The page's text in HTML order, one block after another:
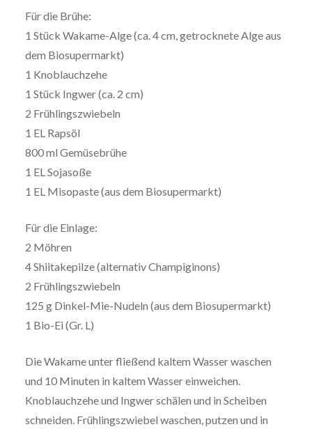
Für die Brühe:
1 Stück Wakame-Alge (ca. 4 cm, getrocknete Alge aus
dem Biosupermarkt)
1 Knoblauchzehe
1 Stück Ingwer (ca. 2 cm)
2 Frühlingszwiebeln
1 EL Rapsöl
800 ml Gemüsebrühe
1 EL Sojasoße
1 EL Misopaste (aus dem Biosupermarkt)
Für die Einlage:
2 Möhren
4 Shiitakepilze (alternativ Champiginons)
2 Frühlingszwiebeln
125 g Dinkel-Mie-Nudeln (aus dem Biosupermarkt)
1 Bio-Ei (Gr. L)
Die Wakame unter fließend kaltem Wasser waschen
und 10 Minuten in kaltem Wasser einweichen.
Knoblauchzehe und Ingwer schälen und in Scheiben
schneiden. Frühlingszwiebel waschen, putzen und in